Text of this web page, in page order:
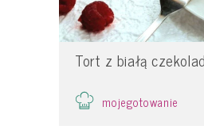
Tort z białą
mojegotowanie